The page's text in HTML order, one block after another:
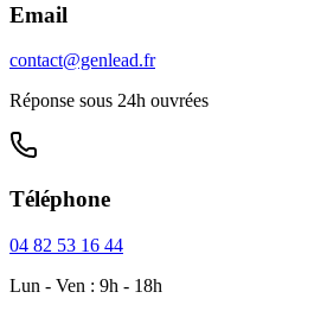
Email
contact@genlead.fr
Réponse sous 24h ouvrées
Téléphone
04 82 53 16 44
Lun - Ven : 9h - 18h